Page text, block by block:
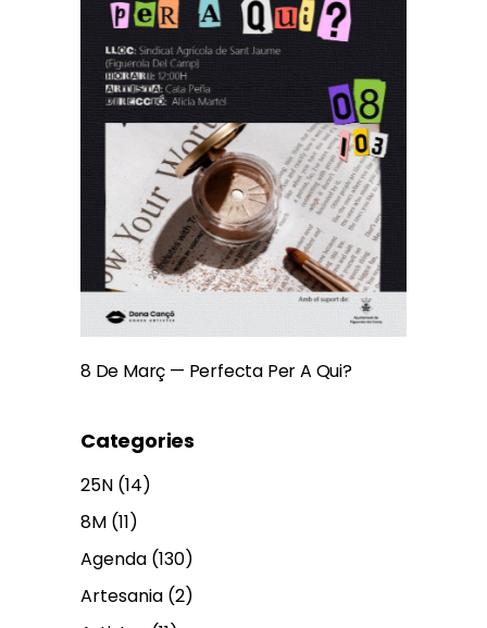
8 De Març — Perfecta Per A Qui?
Categories
25N (14)
8M (11)
Agenda (130)
Artesania (2)